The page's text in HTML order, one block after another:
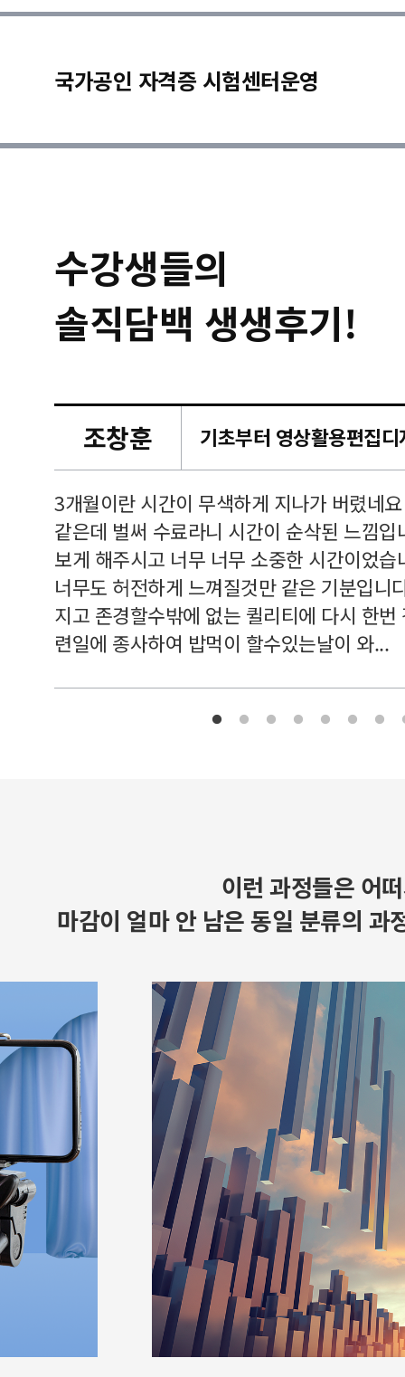
국가공인 자격증 시험센터운영
수강생들의
솔직담백 생생후기!
조창훈
3개월이란 시간이 무색하게 지나가 버렸네
같은데 벌써 수료라니 시간이 순삭된 느낌
보게 해주시고 너무 너무 소중한 시간이었
너무도 허전하게 느껴질것만 같은 기분입니
지고 존경할수밖에 없는 퀼리티에 다시 한
련일에 종사하여 밥먹이 할수있는날이 와...
이런 과정들은 어
마감이 얼마 안 남은 동일 분류의 과